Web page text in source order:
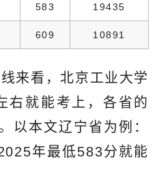
583 19435
609 10891
来看，北京工业大学
右就能考上，各省的
以本文辽宁省为例：
年最低583分就能